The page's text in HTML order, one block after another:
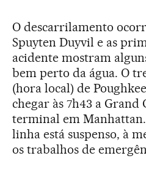
O descarrilamento
Spuyten Duyvil e as
acidente mostram
bem perto da água. O
(hora local) de
chegar às 7h43 a Grand
terminal em Manhattan.
linha está suspenso, à
os trabalhos de